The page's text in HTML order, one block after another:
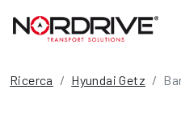
Ricerca Hyundai Getz